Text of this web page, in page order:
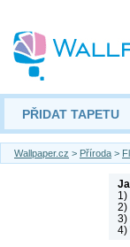
PŘIDAT TAPETU
Wallpaper.cz > Příroda >
1)
2)
3)
4)